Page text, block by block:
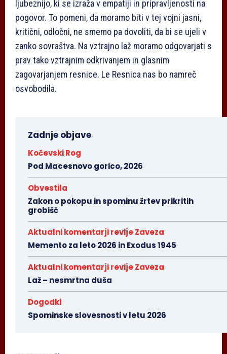
ljubeznijo, ki se izraža v empatiji in pripravljenosti na
pogovor. To pomeni, da moramo biti v tej vojni jasni,
kritični, odločni, ne smemo pa dovoliti, da bi se ujeli v
zanko sovraštva. Na vztrajno laž moramo odgovarjati s
prav tako vztrajnim odkrivanjem in glasnim
zagovarjanjem resnice. Le Resnica nas bo namreč
osvobodila.
Zadnje objave
Kočevski Rog
Pod Macesnovo gorico, 2026
Obvestila
Zakon o pokopu in spominu žrtev prikritih
grobišč
Aktualni komentarji revije Zaveza
Memento za leto 2026 in Exodus 1945
Aktualni komentarji revije Zaveza
Laž – nesmrtna duša
Dogodki
Spominske slovesnosti v letu 2026